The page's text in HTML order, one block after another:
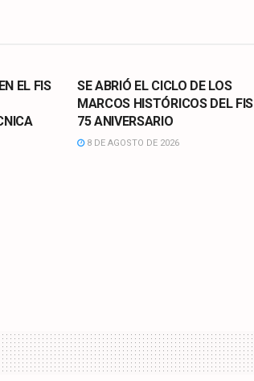
EL FIS
SE ABRIÓ EL CICLO DE LOS
MARCOS HISTÓRICOS DEL FIS
75 ANIVERSARIO
8 DE AGOSTO DE 2026